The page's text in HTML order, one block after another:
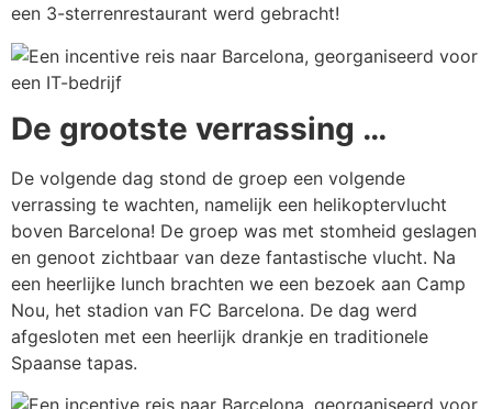
een 3-sterrenrestaurant werd gebracht!
De grootste verrassing …
De volgende dag stond de groep een volgende
verrassing te wachten, namelijk een helikoptervlucht
boven Barcelona! De groep was met stomheid geslagen
en genoot zichtbaar van deze fantastische vlucht. Na
een heerlijke lunch brachten we een bezoek aan Camp
Nou, het stadion van FC Barcelona. De dag werd
afgesloten met een heerlijk drankje en traditionele
Spaanse tapas.